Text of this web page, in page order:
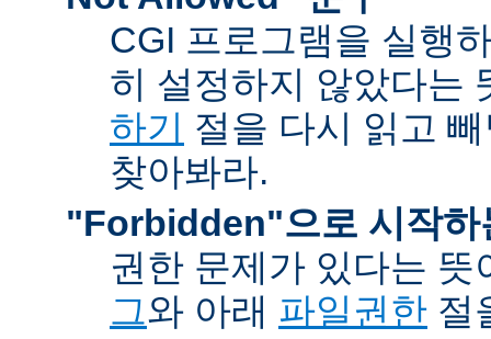
CGI 프로그램을 실행
히 설정하지 않았다는
하기 절을 다시 읽고
찾아봐라.
"Forbidden"으로 시작하
권한 문제가 있다는
그와 아래 파일권한 절